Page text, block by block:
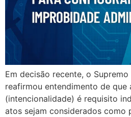
Em decisão recente, o Supremo
reafirmou entendimento de que
(intencionalidade) é requisito
atos sejam considerados como